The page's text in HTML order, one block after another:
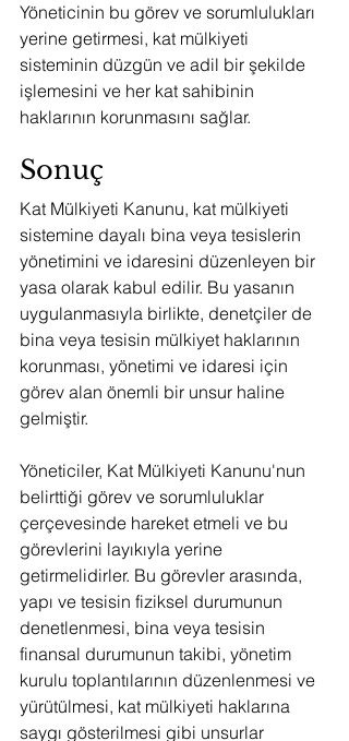
Yöneticinin bu görev ve sorumlulukları
yerine getirmesi, kat mülkiyeti
sisteminin düzgün ve adil bir şekilde
işlemesini ve her kat sahibinin
haklarının korunmasını sağlar.
Sonuç
Kat Mülkiyeti Kanunu, kat mülkiyeti
sistemine dayalı bina veya tesislerin
yönetimini ve idaresini düzenleyen bir
yasa olarak kabul edilir. Bu yasanın
uygulanmasıyla birlikte, denetçiler de
bina veya tesisin mülkiyet haklarının
korunması, yönetimi ve idaresi için
görev alan önemli bir unsur haline
gelmiştir.
Yöneticiler, Kat Mülkiyeti Kanunu'nun
belirttiği görev ve sorumluluklar
çerçevesinde hareket etmeli ve bu
görevlerini layıkıyla yerine
getirmelidirler. Bu görevler arasında,
yapı ve tesisin fiziksel durumunun
denetlenmesi, bina veya tesisin
finansal durumunun takibi, yönetim
kurulu toplantılarının düzenlenmesi ve
yürütülmesi, kat mülkiyeti haklarına
saygı gösterilmesi gibi unsurlar